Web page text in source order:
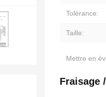
Tolérance:
Taille:
Mettre en
Fraisage